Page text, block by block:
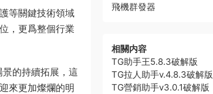
等關鍵技術領域
，更爲整個行業
的持續拓展，這
來更加燦爛的明
飛機群發器
相關内容
TG助手王5.8.3破解版
TG拉人助手v.4.8.3破解版
TG營銷助手v3.0.1破解版